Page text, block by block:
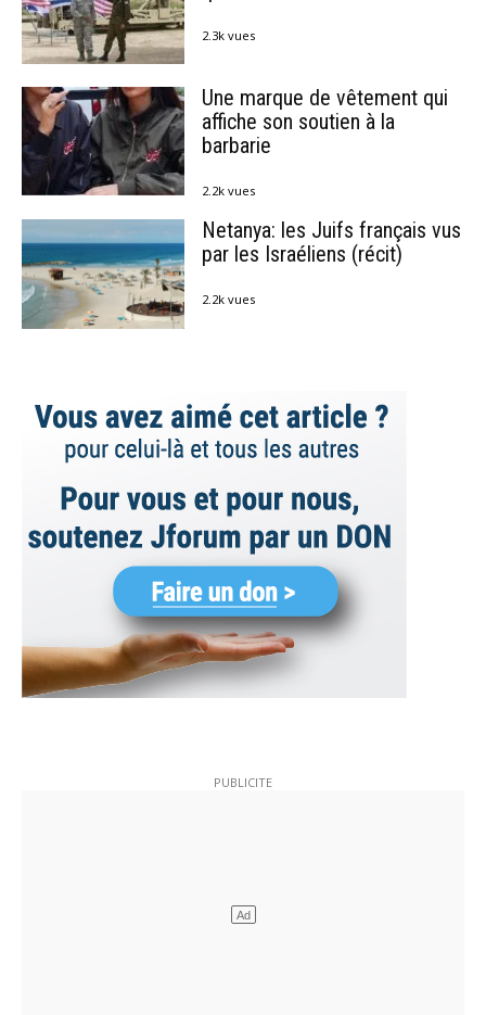
2.3k vues
Une marque de vêtement qui
affiche son soutien à la
barbarie
2.2k vues
Netanya: les Juifs français vus
par les Israéliens (récit)
2.2k vues